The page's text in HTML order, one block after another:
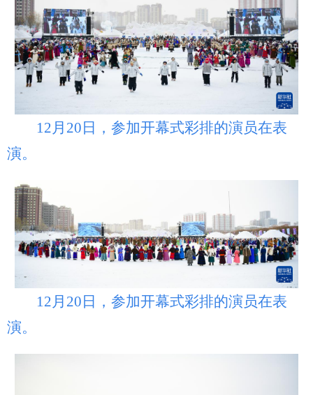
12月20日，参加开幕式彩排的演员在表
演。
12月20日，参加开幕式彩排的演员在表
演。